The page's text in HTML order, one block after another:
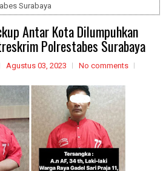
Surabaya
Antar Kota Dilumpuhkan
Polrestabes Surabaya
Agustus 03, 2023 No comments